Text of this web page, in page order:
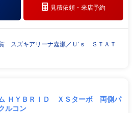
見積依頼・来店予約
賀 スズキアリーナ嘉瀬／Ｕ’ｓ ＳＴＡＴ
ＨＹＢＲＩＤ ＸＳターボ 両側パ
ルコン